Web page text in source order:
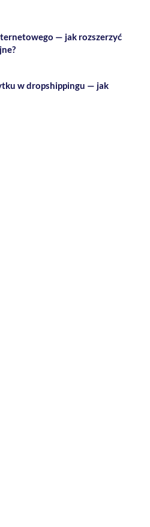
— jak rozszerzyć
w dropshippingu — jak